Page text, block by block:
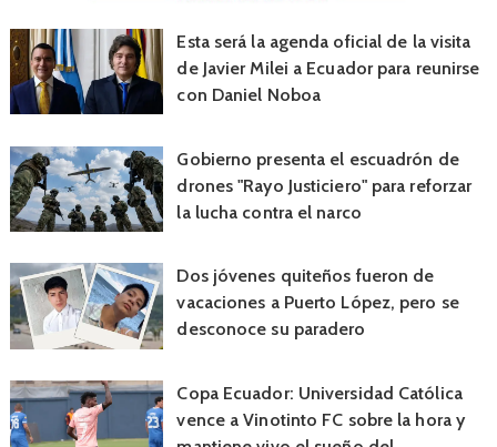
Esta será la agenda oficial de la visita
de Javier Milei a Ecuador para reunirse
con Daniel Noboa
Gobierno presenta el escuadrón de
drones "Rayo Justiciero" para reforzar
la lucha contra el narco
Dos jóvenes quiteños fueron de
vacaciones a Puerto López, pero se
desconoce su paradero
Copa Ecuador: Universidad Católica
vence a Vinotinto FC sobre la hora y